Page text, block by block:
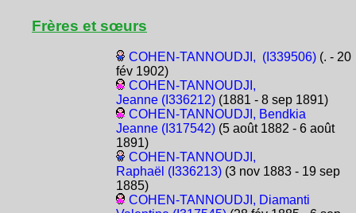
Frères et sœurs
COHEN-TANNOUDJI, (I339506)(. - 20
fév 1902)
COHEN-TANNOUDJI,
Jeanne (I336212)(1881 - 8 sep 1891)
COHEN-TANNOUDJI, Bendkia
Jeanne (I317542)(5 août 1882 - 6 août
1891)
COHEN-TANNOUDJI,
Raphaël (I336213)(3 nov 1883 - 19 sep
1885)
COHEN-TANNOUDJI, Diamanti